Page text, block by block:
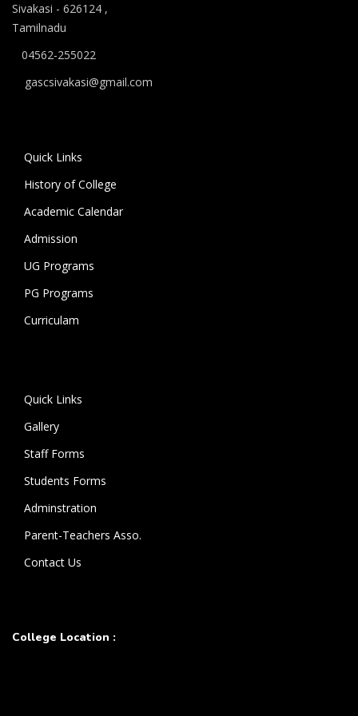
B.A தமிழ், B.A ஆங்கிலம் ஆகிய மொழிப்
பாடப்பிரிவுகளுக்கும் முதல் கட்ட கலந்தாய்வு
நடைபெறுகிறது.
11.06.2026 அன்று அனைத்து அறிவியல்
மற்றும் மொழிப் பாடப்பிரிவுகளுக்குமான இரண்டாம் கட்ட
கல்லூரியில் உள்ள அனைத்து பாடப்பிரிவுகளுக்குமான
மூன்றாம் கட்ட கலந்தாய்வு நடைபெறுகிறது.
சான்றிதழ்கள் மற்றும் பெற்றோருடன் மேற்குறிப்பிட்ட
நாட்களில் காலை 9 மணிக்கு கல்லூரிக்கு வருகை தந்து
கலந்தாய்வில் பங்கேற்று வாய்ப்பினைப் பயன்படுத்தி
Sivakasi - 626124 ,
Tamilnadu
04562-255022
gascsivakasi@gmail.com
Quick Links
History of College
Academic Calendar
Admission
UG Programs
PG Programs
Curriculam
Quick Links
Gallery
Staff Forms
Students Forms
Adminstration
Parent-Teachers Asso.
Contact Us
College Location :